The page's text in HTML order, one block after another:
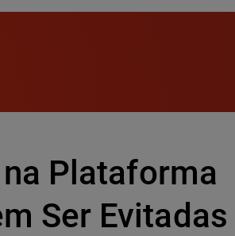
Plataforma
Ser Evitadas